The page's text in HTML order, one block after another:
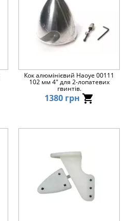
Кок алюмінієвий Haoye 00111
102 мм 4" для 2-лопатевих
гвинтів.
1380 грн